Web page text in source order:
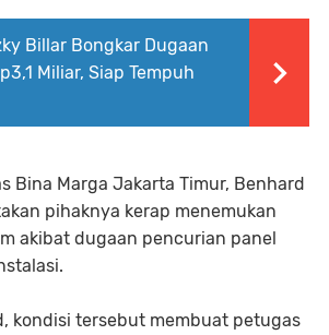
Billar Bongkar Dugaan
Miliar, Siap Tempuh
Bina Marga Jakarta Timur, Benhard
pihaknya kerap menemukan
akibat dugaan pencurian panel
kondisi tersebut membuat petugas